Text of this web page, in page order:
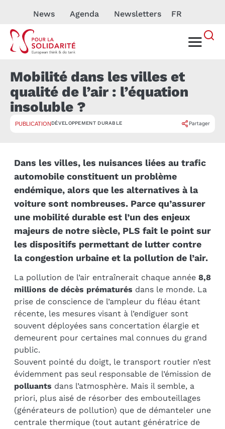
News Agenda Newsletters FR
Mobilité dans les villes et
qualité de l’air : l’équation
insoluble ?
PUBLICATIONDÉVELOPPEMENT DURABLE Partager
Dans les villes, les nuisances liées au trafic
automobile constituent un problème
endémique, alors que les alternatives à la
voiture sont nombreuses. Parce qu’assurer
une mobilité durable est l’un des enjeux
majeurs de notre siècle, PLS fait le point sur
les dispositifs permettant de lutter contre
la congestion urbaine et la pollution de l’air.
La pollution de l’air entraînerait chaque année 8,8
millions de décès prématurés dans le monde. La
prise de conscience de l’ampleur du fléau étant
récente, les mesures visant à l’endiguer sont
souvent déployées sans concertation élargie et
demeurent pour certaines mal connues du grand
public.
Souvent pointé du doigt, le transport routier n’est
évidemment pas seul responsable de l’émission de
polluants dans l’atmosphère. Mais il semble, a
priori, plus aisé de résorber des embouteillages
(générateurs de pollution) que de démanteler une
centrale thermique (tout autant génératrice de